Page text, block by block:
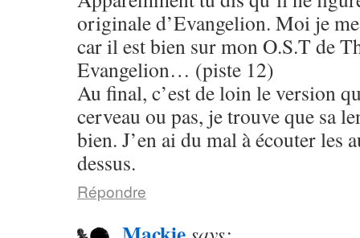
originale d’Evangelion. Moi je
car il est bien sur mon O.S.T de
Evangelion… (piste 12)
Au final, c’est de loin le version
cerveau ou pas, je trouve que sa
bien. J’en ai du mal à écouter les
dessus.
Répondre